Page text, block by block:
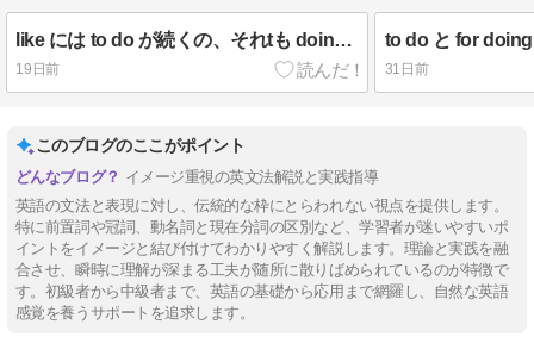
like には to do が続くの、それtも doing が続くの？
19日前
to do と for
31日前
このブログのここがポイント
イメージ重視の英文法解説と実践指導
英語の文法と表現に対し、伝統的な枠にとらわれない視点を提供します。
特に前置詞や冠詞、動名詞と現在分詞の区別など、学習者が迷いやすいポ
イントをイメージと結び付けてわかりやすく解説します。理論と実践を融
合させ、瞬時に理解が深まる工夫が随所に散りばめられているのが特徴で
す。初級者から中級者まで、英語の基礎から応用まで網羅し、自然な英語
感覚を養うサポートを追求します。